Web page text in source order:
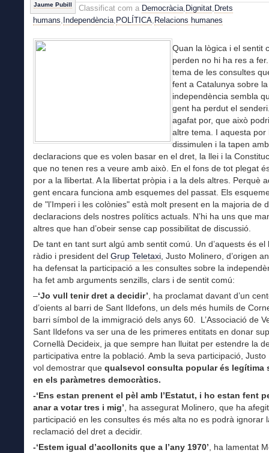
Jaume Pubill Classificat com a Democràcia Dignitat Drets
humans Independència POLÍTICA Relacions humanes
Quan la lògica i el sentit
perden no hi ha res a
tema de les consultes
fent a Catalunya sobre la
independència sembla
gent ha perdut el
agafat por, que això
altre tema. I aquesta por
dissimulen i la tapen amb
declaracions que es volen basar en el dret, la llei i la
que no tenen res a veure amb això. En el fons de tot plegat
por a la llibertat. A la llibertat pròpia i a la dels altres. Perquè
gent encara funciona amb esquemes del passat. Els
de "l’Imperi i les colònies" està molt present en la majoria de
declaracions dels nostres polítics actuals. N’hi ha uns que
altres que han d’obeir sense cap possibilitat de discussió.
De tant en tant surt algú amb sentit comú. Un d’aquests és el
ràdio i president del Grup Teletaxi , Justo Molinero, d’origen
ha defensat la participació a les consultes sobre la
ha fet amb arguments senzills, clars i de sentit comú:
–‘Jo vull tenir dret a decidir’ , ha proclamat davant d’un
d’oients al barri de Sant Ildefons, un dels més humils de
barri símbol de la immigració dels anys 60. L’Associació de
Sant Ildefons va ser una de les primeres entitats en donar
Cornellà Decideix, ja que sempre han lluitat per estendre la
participativa entre la població. Amb la seva participació, Justo
vol demostrar que qualsevol consulta popular és legítima
en els paràmetres democràtics.
-‘Ens estan prenent el pèl amb l’Estatut, i ho estan fent
anar a votar tres i mig’ , ha assegurat Molinero, que ha
participació en les consultes és més alta no es podrà ignorar
reclamació del dret a decidir.
-‘Estem igual d’acollonits que a l’any 1970’ , ha lamentat